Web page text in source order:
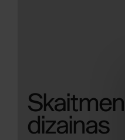
dizainas